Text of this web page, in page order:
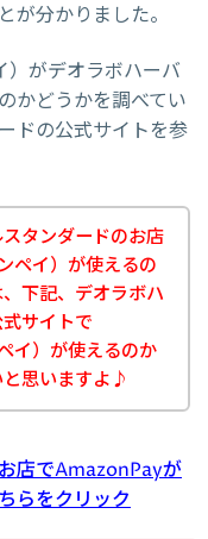
が分かりました。
がデオラボハーバ
かどうかを調べてい
ドの公式サイトを参
タンダードのお店
ペイ）が使えるの
下記、デオラボハ
サイトで
イ）が使えるのか
思いますよ♪
店でAmazonPayが
らをクリック